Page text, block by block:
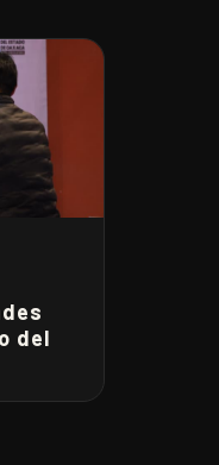
del